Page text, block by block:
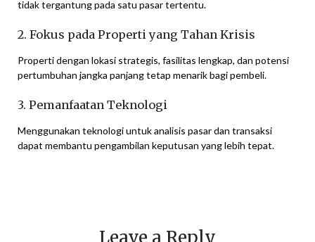
tidak tergantung pada satu pasar tertentu.
2. Fokus pada Properti yang Tahan Krisis
Properti dengan lokasi strategis, fasilitas lengkap, dan potensi
pertumbuhan jangka panjang tetap menarik bagi pembeli.
3. Pemanfaatan Teknologi
Menggunakan teknologi untuk analisis pasar dan transaksi
dapat membantu pengambilan keputusan yang lebih tepat.
Leave a Reply